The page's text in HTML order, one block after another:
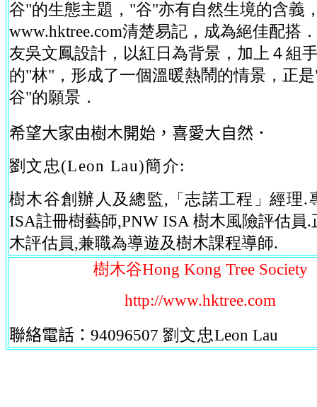
谷"的生態主題，"谷"亦有自然生境的含義
www.hktree.com清楚易記，成為絕佳配搭
友吳文鳳設計，以紅日為背景，加上４組
的"林"，形成了一個溫暖熱鬧的情景，正
谷"的願景．
希望大家由樹木開始，喜愛大自然．
劉文忠(Leon Lau)簡介:
樹木谷創辦人及總監, 「志諾工程 」 經理.
ISA註冊樹藝師,PNW ISA 樹木風險評估員.
木評估員,兼職為導遊及樹木課程導師.
樹木谷Hong Kong Tree Society
http://www.hktree.com
聯絡電話：94096507 劉文忠Leon Lau